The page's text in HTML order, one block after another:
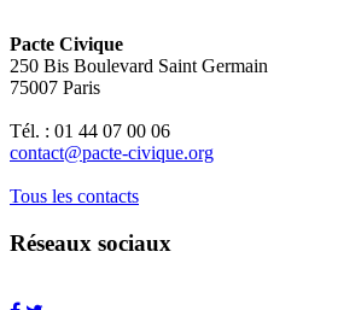
Pacte Civique
250 Bis Boulevard Saint Germain
75007 Paris
Tél. : 01 44 07 00 06
contact@pacte-civique.org
Tous les contacts
Réseaux sociaux